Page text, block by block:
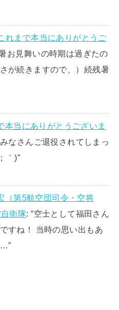
れまで本当にありがとうご
暑お見舞いの時期は過ぎたの
が続きますので、）続残暑
本当にありがとうございま
なさんご退役されてしまっ
｀)”
（第5航空団司令・空将
衛隊: “空士として福田さん
すね！ 当時の思い出もあ
…”